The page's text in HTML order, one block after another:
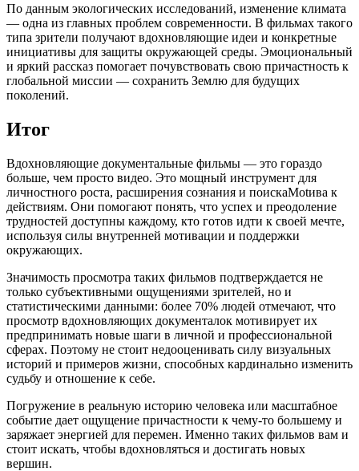
По данным экологических исследований, изменение климата
— одна из главных проблем современности. В фильмах такого
типа зрители получают вдохновляющие идеи и конкретные
инициативы для защиты окружающей среды. Эмоциональный
и яркий рассказ помогает почувствовать свою причастность к
глобальной миссии — сохранить Землю для будущих
поколений.
Итог
Вдохновляющие документальные фильмы — это гораздо
больше, чем просто видео. Это мощный инструмент для
личностного роста, расширения сознания и поискаMotива к
действиям. Они помогают понять, что успех и преодоление
трудностей доступны каждому, кто готов идти к своей мечте,
используя силы внутренней мотивации и поддержки
окружающих.
Значимость просмотра таких фильмов подтверждается не
только субъективными ощущениями зрителей, но и
статистическими данными: более 70% людей отмечают, что
просмотр вдохновляющих документалок мотивирует их
предпринимать новые шаги в личной и профессиональной
сферах. Поэтому не стоит недооценивать силу визуальных
историй и примеров жизни, способных кардинально изменить
судьбу и отношение к себе.
Погружение в реальную историю человека или масштабное
событие дает ощущение причастности к чему-то большему и
заряжает энергией для перемен. Именно таких фильмов вам и
стоит искать, чтобы вдохновляться и достигать новых
вершин.